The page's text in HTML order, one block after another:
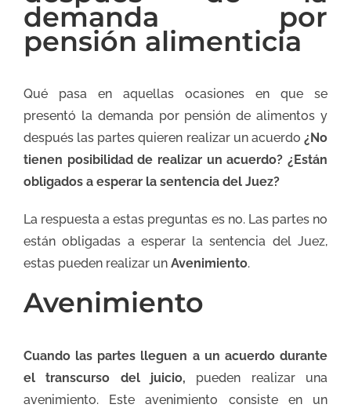
demanda por
pensión alimenticia
Qué pasa en aquellas ocasiones en que se
presentó la demanda por pensión de alimentos y
después las partes quieren realizar un acuerdo ¿No
tienen posibilidad de realizar un acuerdo? ¿Están
obligados a esperar la sentencia del Juez?
La respuesta a estas preguntas es no. Las partes no
están obligadas a esperar la sentencia del Juez,
estas pueden realizar un Avenimiento.
Avenimiento
Cuando las partes lleguen a un acuerdo durante
el transcurso del juicio, pueden realizar una
avenimiento. Este avenimiento consiste en un